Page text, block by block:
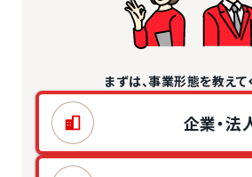
まずは、事業形態を教えて
企業・法